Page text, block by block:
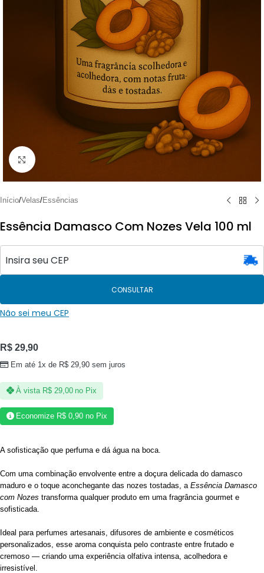
Clique para ampliar
Início/Velas/Essências
Essência Damasco Com Nozes Vela 100 ml
CONSULTAR
Não sei meu CEP
R$ 29,90
Em até 1x de R$ 29,90 sem juros
À vista R$29,00 no Pix
Economize R$ 0,90 no Pix
A sofisticação que perfuma e dá água na boca.
Com uma combinação envolvente entre a doçura delicada do damasco
maduro e o toque aconchegante das nozes tostadas, a Essência Damasco
com Nozes transforma qualquer produto em uma fragrância gourmet e
sofisticada.
Ideal para perfumes artesanais, difusores de ambiente e cosméticos
personalizados, esse aroma conquista pelo contraste entre frutado e
cremoso — criando uma experiência olfativa intensa, acolhedora e
irresistível.